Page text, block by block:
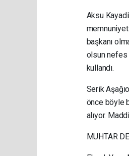
Aksu
başkanı
olsun nefes
kullandı.
Serik
önce böyle
alıyor.
MUHTAR